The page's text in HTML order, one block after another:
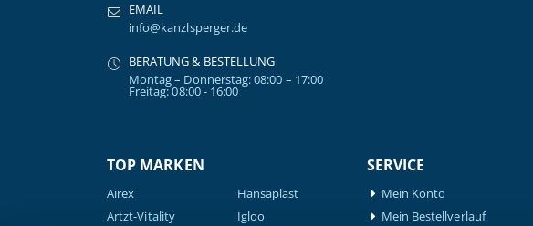
EMAIL
info@kanzlsperger.de
BERATUNG & BESTELLUNG
Montag – Donnerstag: 08:00 – 17:00
Freitag: 08:00 - 16:00
TOP MARKEN
Airex
Artzt-Vitality
Hansaplast
Igloo
SERVICE
Mein Konto
Mein Bestellverlauf